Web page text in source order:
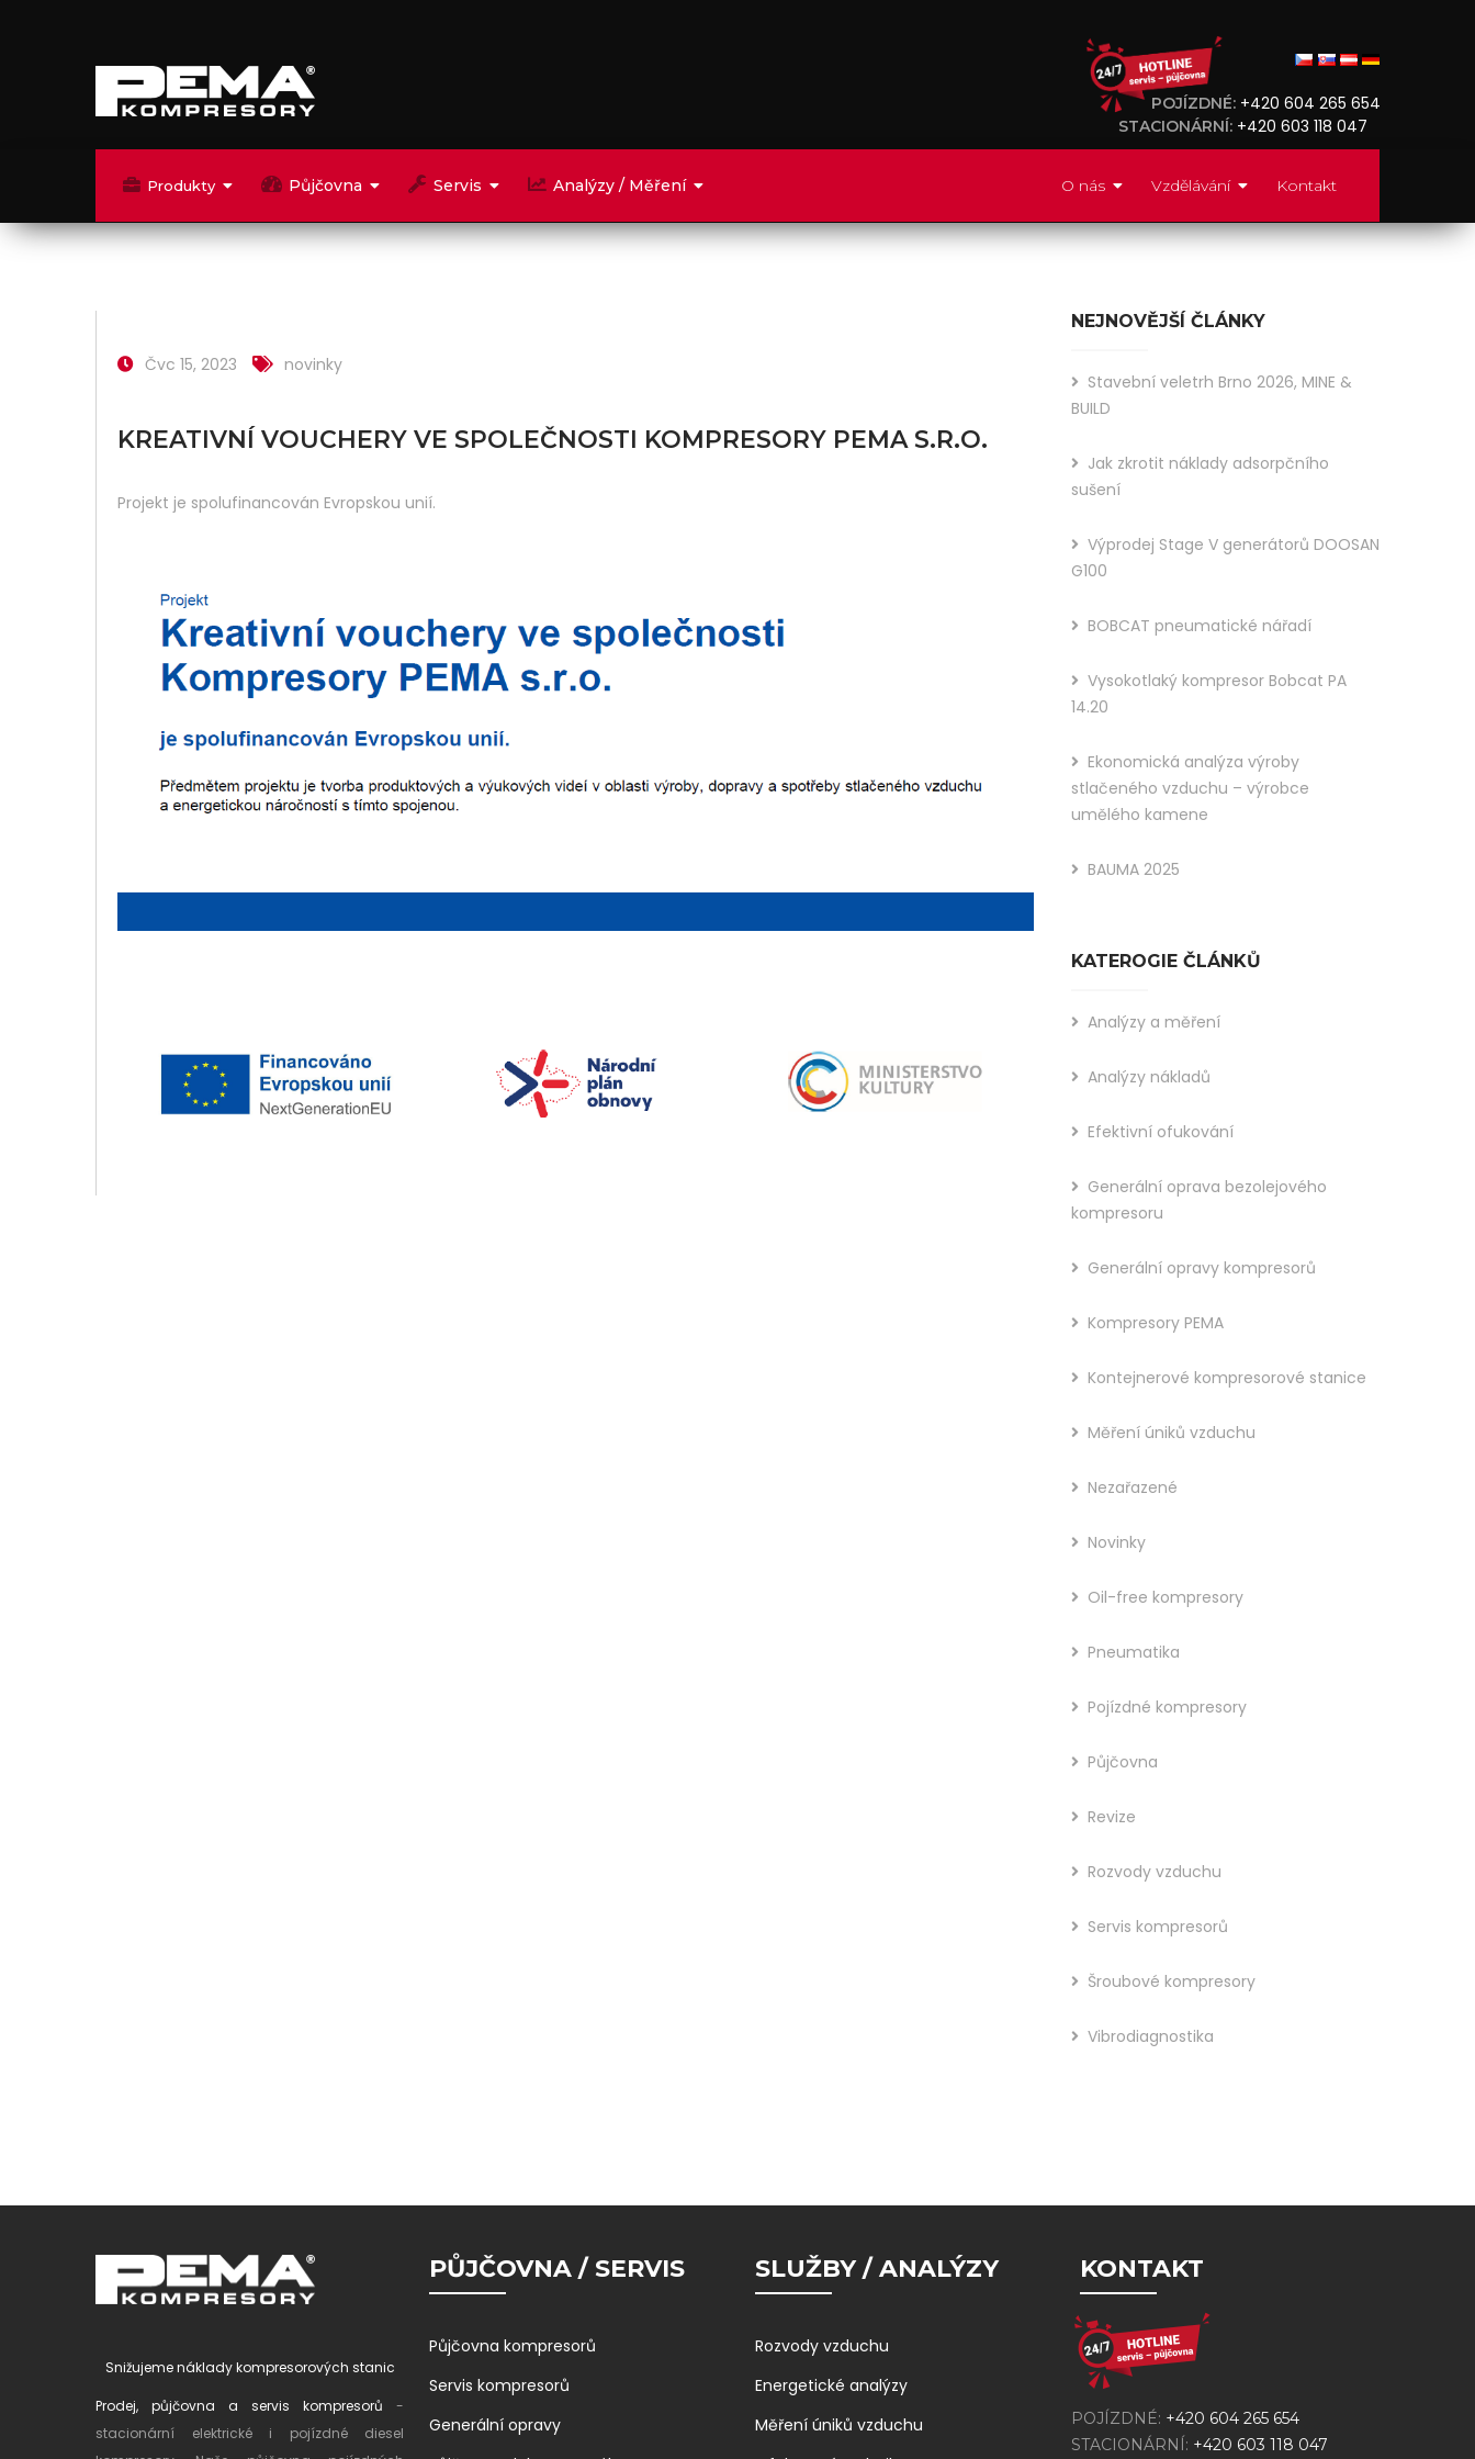
POJÍZDNÉ: +420 604 265 654
STACIONÁRNÍ: +420 603 118 047
Produkty Půjčovna Servis Analýzy / Měření O nás Vzdělávání Kontakt
Čvc 15, 2023 novinky
KREATIVNÍ VOUCHERY VE SPOLEČNOSTI KOMPRESORY PEMA S.R.O.
Projekt je spolufinancován Evropskou unií.
Like
Post?
Share
NEJNOVĚJŠÍ ČLÁNKY
Stavební veletrh Brno 2026, MINE &
BUILD
Jak zkrotit náklady adsorpčního
sušení
Výprodej Stage V generátorů DOOSAN
G100
BOBCAT pneumatické nářadí
Vysokotlaký kompresor Bobcat PA
14.20
Ekonomická analýza výroby
stlačeného vzduchu – výrobce
umělého kamene
BAUMA 2025
KATEROGIE ČLÁNKŮ
Analýzy a měření
Analýzy nákladů
Efektivní ofukování
Generální oprava bezolejového
kompresoru
Generální opravy kompresorů
Kompresory PEMA
Kontejnerové kompresorové stanice
Měření úniků vzduchu
Nezařazené
Novinky
Oil-free kompresory
Pneumatika
Pojízdné kompresory
Půjčovna
Revize
Rozvody vzduchu
Servis kompresorů
Šroubové kompresory
Vibrodiagnostika
Snižujeme náklady kompresorových stanic
Prodej, půjčovna a servis kompresorů -
stacionární elektrické i pojízdné diesel
PŮJČOVNA / SERVIS
Půjčovna kompresorů
Servis kompresorů
Generální opravy
SLUŽBY / ANALÝZY
Rozvody vzduchu
Energetické analýzy
Měření úniků vzduchu
KONTAKT
POJÍZDNÉ: +420 604 265 654
STACIONÁRNÍ: +420 603 118 047